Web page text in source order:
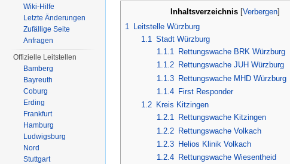
Inhaltsverzeichnis Verbergen
1 Leitstelle Würzburg
1.1 Stadt Würzburg
1.1.1 Rettungswache BRK Würzburg
1.1.2 Rettungswache JUH Würzburg
1.1.3 Rettungswache MHD Würzburg
1.1.4 First Responder
1.2
Kreis Kitzingen
1.2.1 Rettungswache Kitzingen
1.2.2 Rettungswache Volkach
1.2.3 Helios Klinik Volkach
1.2.4 Rettungswache Wiesentheid
Wiki-Hilfe
Letzte Änderungen
Zufällige Seite
Anfragen
Offizielle Leitstellen
Bamberg
Bayreuth
Coburg
Erding
Frankfurt
Hamburg
Ludwigsburg
Nord
Stuttgart